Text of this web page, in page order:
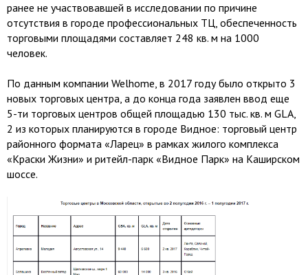
ранее не участвовавшей в исследовании по причине
отсутствия в городе профессиональных ТЦ, обеспеченность
торговыми площадями составляет 248 кв. м на 1000
человек.
По данным компании Welhome, в 2017 году было открыто 3
новых торговых центра, а до конца года заявлен ввод еще
5-ти торговых центров общей площадью 130 тыс. кв. м GLA,
2 из которых планируются в городе Видное: торговый центр
районного формата «Ларец» в рамках жилого комплекса
«Краски Жизни» и ритейл-парк «Видное Парк» на Каширском
шоссе.